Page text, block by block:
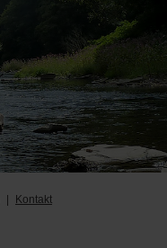
Kontakt